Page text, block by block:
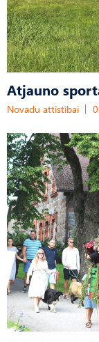
Atjauno
Novadu attīstībai